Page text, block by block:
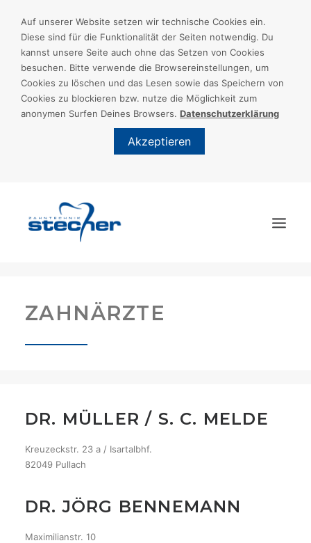
Auf unserer Website setzen wir technische Cookies ein.
Diese sind für die Funktionalität der Seiten notwendig. Du
kannst unsere Seite auch ohne das Setzen von Cookies
besuchen. Bitte verwende die Browsereinstellungen, um
Cookies zu löschen und das Lesen sowie das Speichern von
Cookies zu blockieren bzw. nutze die Möglichkeit zum
anonymen Surfen Deines Browsers. Datenschutzerklärung
Akzeptieren
ÜBER UNS
STELLENGESUCHE
ZAHNÄRZTE
DR. MÜLLER / S. C. MELDE
Kreuzeckstr. 23 a / Isartalbhf.
82049 Pullach
DR. JÖRG BENNEMANN
Maximilianstr. 10